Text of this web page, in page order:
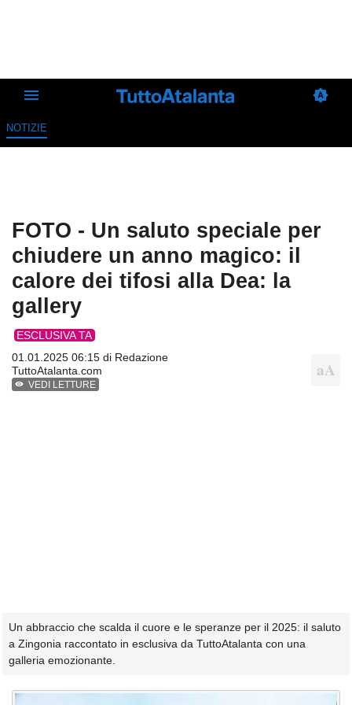
NOTIZIE
FOTO - Un saluto speciale per
chiudere un anno magico: il
calore dei tifosi alla Dea: la
gallery
ESCLUSIVA TA
01.01.2025 06:15 di Redazione
TuttoAtalanta.com
VEDI LETTURE
Un abbraccio che scalda il cuore e le speranze per il 2025: il saluto
a Zingonia raccontato in esclusiva da TuttoAtalanta con una
galleria emozionante.